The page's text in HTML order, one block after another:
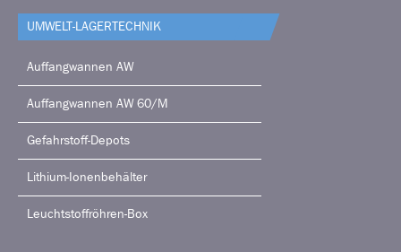
UMWELT-LAGERTECHNIK
Auffangwannen AW
Auffangwannen AW 60/M
Gefahrstoff-Depots
Lithium-Ionenbehälter
Leuchtstoffröhren-Box